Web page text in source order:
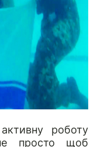
роботу
просто щоб